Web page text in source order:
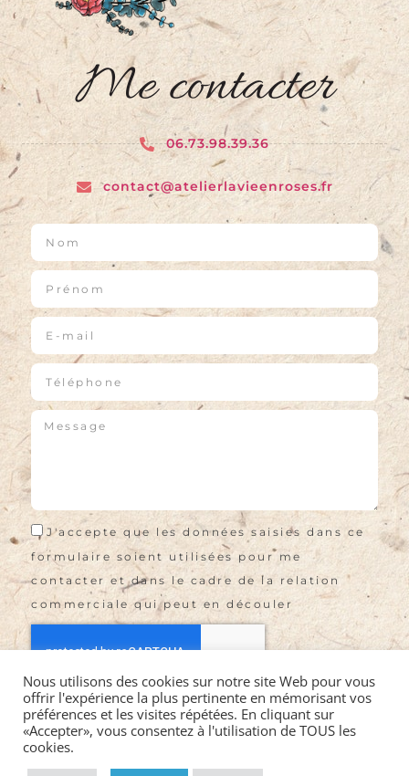
Me contacter
06.73.98.39.36
contact@atelierlavieenroses.fr
J'accepte que les données saisies dans ce
formulaire soient utilisées pour me
contacter et dans le cadre de la relation
commerciale qui peut en découler
Envoyer
Nous utilisons des cookies sur notre site Web pour vous
offrir l'expérience la plus pertinente en mémorisant vos
préférences et les visites répétées. En cliquant sur
«Accepter», vous consentez à l'utilisation de TOUS les
cookies.